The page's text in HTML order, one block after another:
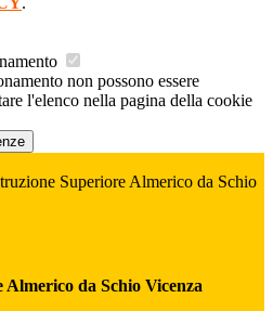
non possono essere
l'elenco nella pagina della cookie
Superiore Almerico da Schio
da Schio Vicenza